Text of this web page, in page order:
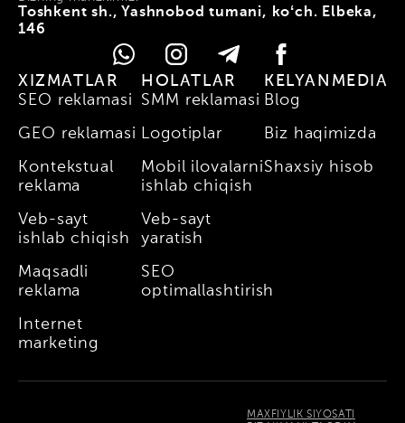
Toshkent sh., Yashnobod tumani, koʻch. Elbeka,
146
XIZMATLAR
SEO reklamasi
GEO reklamasi
Kontekstual
reklama
Veb-sayt
ishlab chiqish
Maqsadli
reklama
Internet
marketing
HOLATLAR
SMM reklamasi
Logotiplar
Mobil ilovalarni
ishlab chiqish
Veb-sayt
yaratish
SEO
optimallashtirish
KELYANMEDIA
Blog
Biz haqimizda
Shaxsiy hisob
MAXFIYLIK SIYOSATI